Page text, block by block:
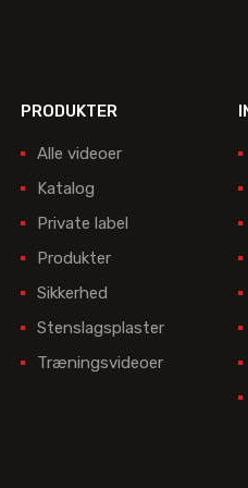
PRODUKTER
Alle videoer
Katalog
Private label
Produkter
Sikkerhed
Stenslagsplaster
Træningsvideoer